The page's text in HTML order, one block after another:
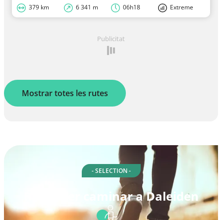
379 km 6 341 m 06h18 Extreme
Publicitat
Mostrar totes les rutes
- SELECTION -
Rutes per caminar a Daleiden